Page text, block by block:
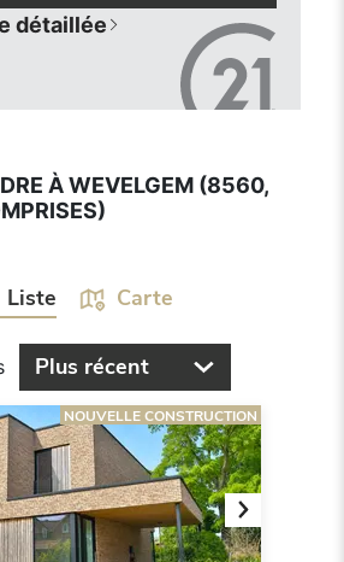
détaillée
À WEVELGEM (8560,
Liste Carte
Plus récent
Next
NOUVELLE CONSTRUCTION